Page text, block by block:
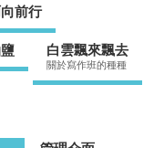
前行
白雲飄來飄去
關於寫作班的種種